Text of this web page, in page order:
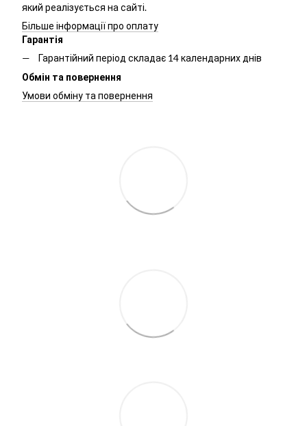
який реалізується на сайті.
Більше інформації про оплату
Гарантія
Гарантійний період складає 14 календарних днів
Обмін та повернення
Умови обміну та повернення